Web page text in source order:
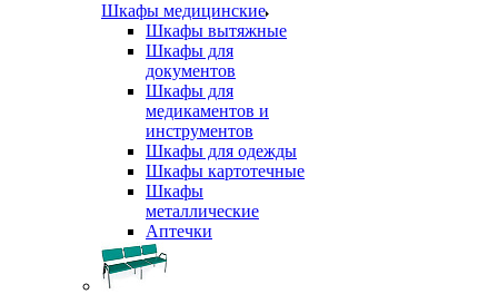
Шкафы медицинские
Шкафы вытяжные
Шкафы для
документов
Шкафы для
медикаментов и
инструментов
Шкафы для одежды
Шкафы картотечные
Шкафы
металлические
Аптечки